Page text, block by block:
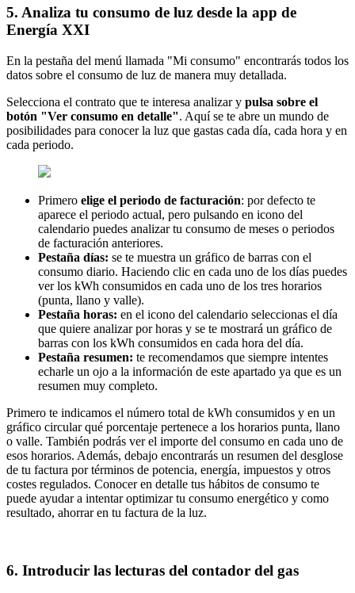
5. Analiza tu consumo de luz desde la app de
Energía XXI
En la pestaña del menú llamada "Mi consumo" encontrarás todos los
datos sobre el consumo de luz de manera muy detallada.
Selecciona el contrato que te interesa analizar y pulsa sobre el
botón "Ver consumo en detalle". Aquí se te abre un mundo de
posibilidades para conocer la luz que gastas cada día, cada hora y en
cada periodo.
Primero elige el periodo de facturación: por defecto te
aparece el periodo actual, pero pulsando en icono del
calendario puedes analizar tu consumo de meses o periodos
de facturación anteriores.
Pestaña días: se te muestra un gráfico de barras con el
consumo diario. Haciendo clic en cada uno de los días puedes
ver los kWh consumidos en cada uno de los tres horarios
(punta, llano y valle).
Pestaña horas: en el icono del calendario seleccionas el día
que quiere analizar por horas y se te mostrará un gráfico de
barras con los kWh consumidos en cada hora del día.
Pestaña resumen: te recomendamos que siempre intentes
echarle un ojo a la información de este apartado ya que es un
resumen muy completo.
Primero te indicamos el número total de kWh consumidos y en un
gráfico circular qué porcentaje pertenece a los horarios punta, llano
o valle. También podrás ver el importe del consumo en cada uno de
esos horarios. Además, debajo encontrarás un resumen del desglose
de tu factura por términos de potencia, energía, impuestos y otros
costes regulados. Conocer en detalle tus hábitos de consumo te
puede ayudar a intentar optimizar tu consumo energético y como
resultado, ahorrar en tu factura de la luz.
6. Introducir las lecturas del contador del gas